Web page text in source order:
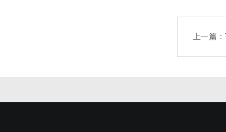
上一篇：